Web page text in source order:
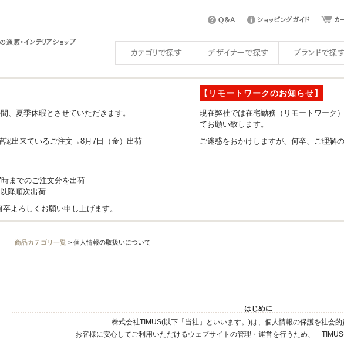
、夏季休暇とさせていただきます。
認出来ているご注文→8月7日（金）出荷
までのご注文分を出荷
降順次出荷
よろしくお願い申し上げます。
【リモートワークのお知らせ】
現在弊社では在宅勤務（リモートワーク
てお願い致します。
ご迷惑をおかけしますが、何卒、ご理解
商品カテゴリ一覧 > 個人情報の取扱いについて
はじめに
株式会社TIMUS(以下「当社」といいます。)は、個人情報の保護を社会的
お客様に安心してご利用いただけるウェブサイトの管理・運営を行うため、「TIMUS